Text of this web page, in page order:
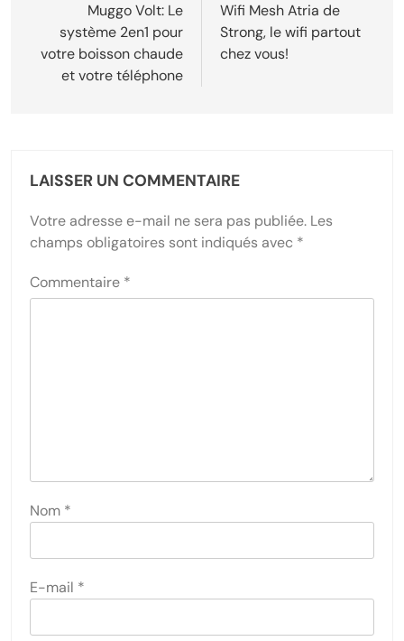
l’article
Muggo Volt: Le
système 2en1 pour
votre boisson chaude
et votre téléphone
Wifi Mesh Atria de
Strong, le wifi partout
chez vous!
LAISSER UN COMMENTAIRE
Votre adresse e-mail ne sera pas publiée. Les
champs obligatoires sont indiqués avec *
Commentaire *
Nom *
E-mail *